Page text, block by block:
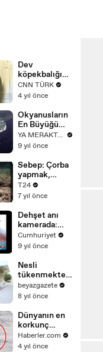
Dev
köpekbalığını
n dişini buldu
CNN TÜRK
4 yıl önce
Okyanusların
En Büyüğü
MEGALODON
Köpek Balığı
YA MERAKTAN
9 yıl önce
Sebep: Çorba
yapmak,
Sonuç: Ölüme
terk edilmek
T24
7 yıl önce
Dehşet anı
kamerada:
Köpekbalığı
dalgıçlara
Cumhuriyet
9 yıl önce
Nesli
tükenmekte
olan Mako
cinsi köpek
görüntülendi
beyazgazete
8 yıl önce
Dünyanın en
korkunç
köpekbalığı
Akdeniz'e
Haberler.com
4 yıl önce